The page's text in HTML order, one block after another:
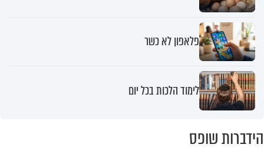
פלאפון לא כשר
לימוד הלכות בכל יום
הידברות שופס